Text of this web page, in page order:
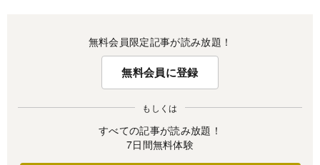
無料会員限定記事が読み放題！
無料会員に登録
もしくは
すべての記事が読み放題！
7日間無料体験